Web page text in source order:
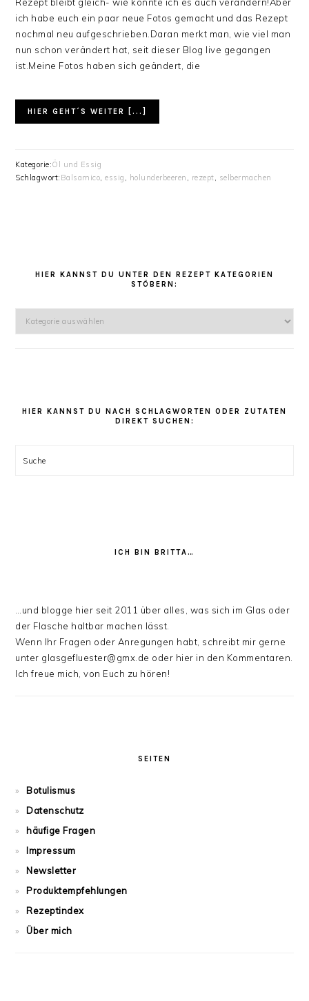
ich habe euch ein paar neue Fotos gemacht und das Rezept
nochmal neu aufgeschrieben.Daran merkt man, wie viel man
nun schon verändert hat, seit dieser Blog live gegangen
ist.Meine Fotos haben sich geändert, die
HIER GEHT´S WEITER [...]
Kategorie:Öl und Essig
Schlagwort: Balsamico,essig , holunderbeeren , rezept, selbermachen
HIER KANNST DU UNTER DEN REZEPT KATEGORIEN
STÖBERN:
Kategorien
HIER KANNST DU NACH SCHLAGWORTEN ODER ZUTATEN
DIREKT SUCHEN:
Suche
ICH BIN BRITTA…
…und blogge hier seit 2011 über alles, was sich im Glas oder
der Flasche haltbar machen lässt.
Wenn Ihr Fragen oder Anregungen habt, schreibt mir gerne
unter glasgefluester@gmx.de oder hier in den Kommentaren.
Ich freue mich, von Euch zu hören!
SEITEN
Botulismus
Datenschutz
häufige Fragen
Impressum
Newsletter
Produktempfehlungen
Rezeptindex
Über mich